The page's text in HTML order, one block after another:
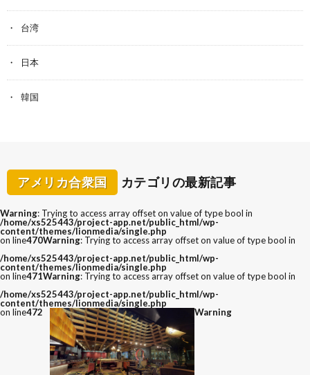
台湾
日本
韓国
アメリカ合衆国 カテゴリの最新記事
Warning: Trying to access array offset on value of type bool in
/home/xs525443/project-app.net/public_html/wp-
content/themes/lionmedia/single.php
on line470Warning: Trying to access array offset on value of type bool in
/home/xs525443/project-app.net/public_html/wp-
content/themes/lionmedia/single.php
on line471Warning: Trying to access array offset on value of type bool in
/home/xs525443/project-app.net/public_html/wp-
content/themes/lionmedia/single.php
on line472 Warning